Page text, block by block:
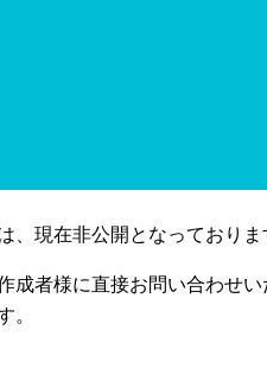
現在非公開となっておりま
成者様に直接お問い合わせい
。